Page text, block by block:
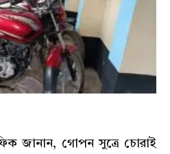
জানান, গোপন সুত্রে চোরাই